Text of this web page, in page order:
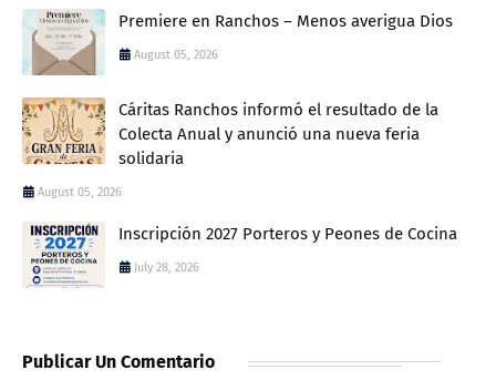
Premiere en Ranchos – Menos averigua Dios
August 05, 2026
Cáritas Ranchos informó el resultado de la
Colecta Anual y anunció una nueva feria
solidaria
August 05, 2026
Inscripción 2027 Porteros y Peones de Cocina
July 28, 2026
Publicar Un Comentario